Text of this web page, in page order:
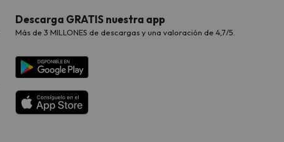
Descarga GRATIS nuestra app
Más de 3 MILLONES de descargas y una valoración de 4,7/5.